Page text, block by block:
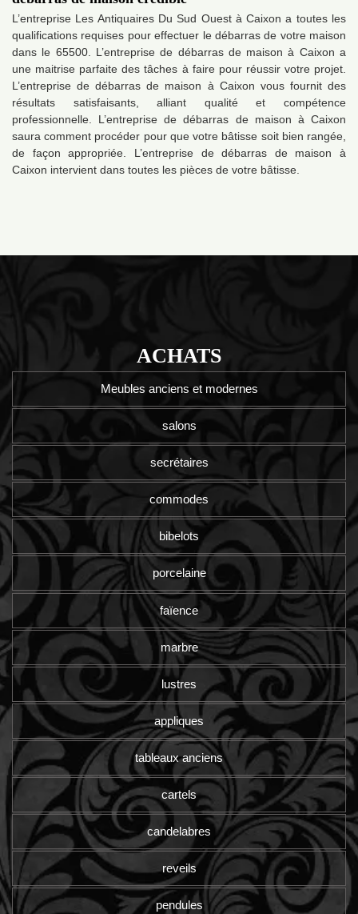
L’entreprise Les Antiquaires Du Sud Ouest à Caixon a toutes les
qualifications requises pour effectuer le débarras de votre maison
dans le 65500. L’entreprise de débarras de maison à Caixon a
une maitrise parfaite des tâches à faire pour réussir votre projet.
L’entreprise de débarras de maison à Caixon vous fournit des
résultats satisfaisants, alliant qualité et compétence
professionnelle. L’entreprise de débarras de maison à Caixon
saura comment procéder pour que votre bâtisse soit bien rangée,
de façon appropriée. L’entreprise de débarras de maison à
Caixon intervient dans toutes les pièces de votre bâtisse.
ACHATS
Meubles anciens et modernes
salons
secrétaires
commodes
bibelots
porcelaine
faïence
marbre
lustres
appliques
tableaux anciens
cartels
candelabres
reveils
pendules